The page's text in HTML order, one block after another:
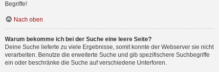
Begriffe!
Nach oben
Warum bekomme ich bei der Suche eine leere Seite?
Deine Suche lieferte zu viele Ergebnisse, somit konnte der Webserver sie nicht
verarbeiten. Benutze die erweiterte Suche und gib spezifischere Suchbegriffe
ein oder beschränke die Suche auf verschiedene Unterforen.